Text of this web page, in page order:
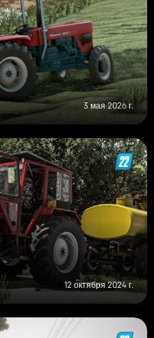
3 мая 2026 г.
12 октября 2024 г.